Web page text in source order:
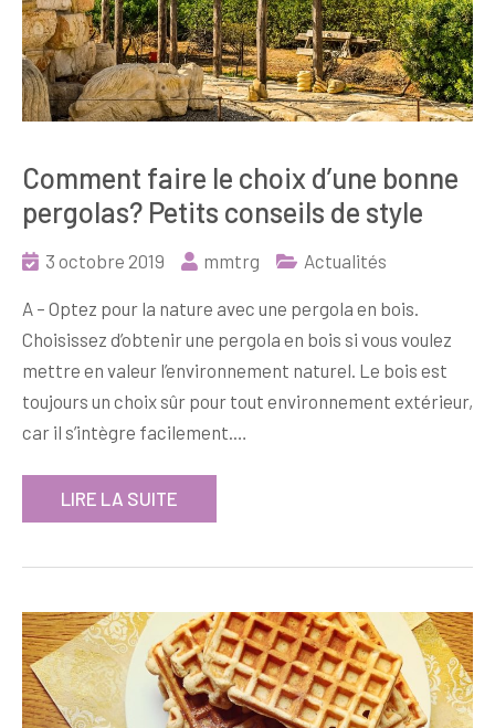
Comment faire le choix d’une bonne
pergolas? Petits conseils de style
3 octobre 2019 mmtrg Actualités
A – Optez pour la nature avec une pergola en bois.
Choisissez d’obtenir une pergola en bois si vous voulez
mettre en valeur l’environnement naturel. Le bois est
toujours un choix sûr pour tout environnement extérieur,
car il s’intègre facilement.…
LIRE LA SUITE